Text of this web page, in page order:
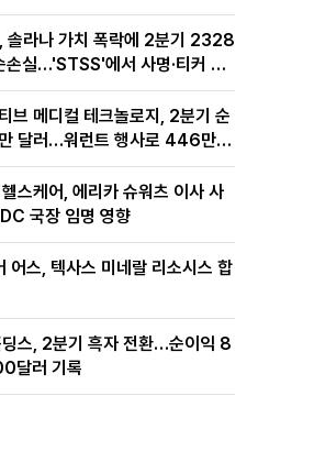
솔라나 가치 폭락에 2분기 2328
손실…'STSS'에서 사명·티커 변
브 메디컬 테크놀로지, 2분기 순
달러…워런트 행사로 446만
스케어, 에리카 슈워츠 이사 사
국장 임명 영향
어스, 텍사스 미네랄 리소시스 합
딩스, 2분기 흑자 전환…순이익 8
달러 기록